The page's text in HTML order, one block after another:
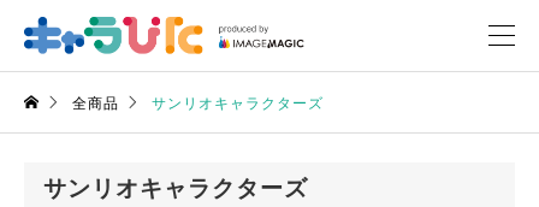
全商品 サンリオキャラクターズ
サンリオキャラクターズ